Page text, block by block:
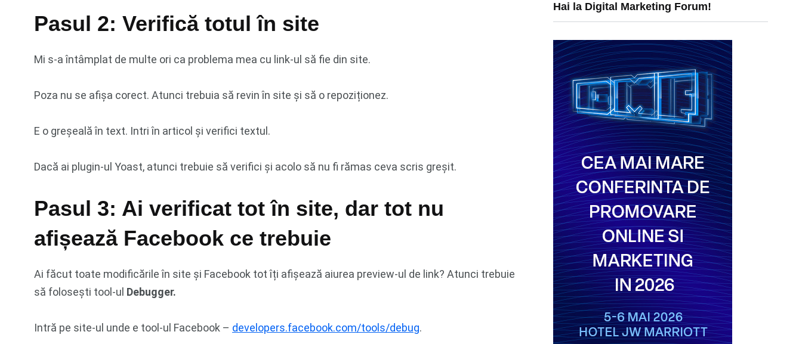
Pasul 2: Verifică totul în site
Mi s-a întâmplat de multe ori ca problema mea cu link-ul să fie din site.
Poza nu se afișa corect. Atunci trebuia să revin în site și să o repoziționez.
E o greșeală în text. Intri în articol și verifici textul.
Dacă ai plugin-ul Yoast, atunci trebuie să verifici și acolo să nu fi rămas ceva scris greșit.
Pasul 3: Ai verificat tot în site, dar tot nu
afișează Facebook ce trebuie
Ai făcut toate modificările în site și Facebook tot îți afișează aiurea preview-ul de link? Atunci trebuie
să folosești tool-ul Debugger.
Intră pe site-ul unde e tool-ul Facebook – developers.facebook.com/tools/debug.
Hai la Digital Marketing Forum!